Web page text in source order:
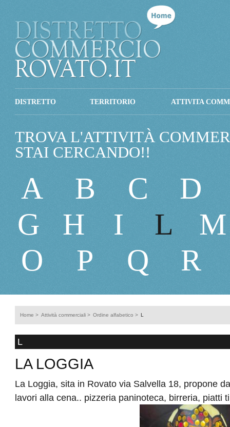
DISTRETTO TERRITORIO ATTIVITA
TROVA L'ATTIVITÀ
STAI CERCANDO!!
A B C
D
G
H I L
M
O
P Q
R
V
Home > Attività commerciali > Ordine alfabetico > L
L
LA LOGGIA
La Loggia, sita in Rovato via Salvella 18, propone
lavori alla cena.. pizzeria paninoteca, birreria, piatti